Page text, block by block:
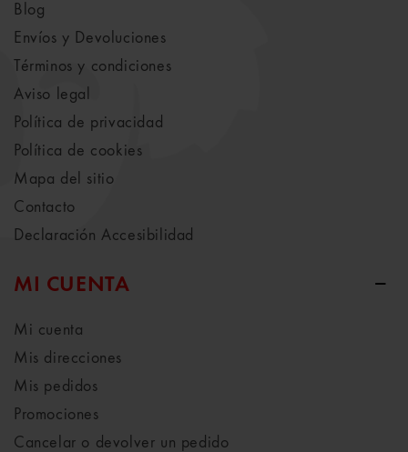
Blog
Envíos y Devoluciones
Términos y condiciones
Aviso legal
Política de privacidad
Política de cookies
Mapa del sitio
Contacto
Declaración Accesibilidad
MI CUENTA
Mi cuenta
Mis direcciones
Mis pedidos
Promociones
Cancelar o devolver un pedido